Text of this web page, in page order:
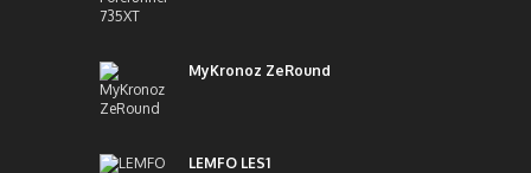
MyKronoz ZeRound
LEMFO LES1